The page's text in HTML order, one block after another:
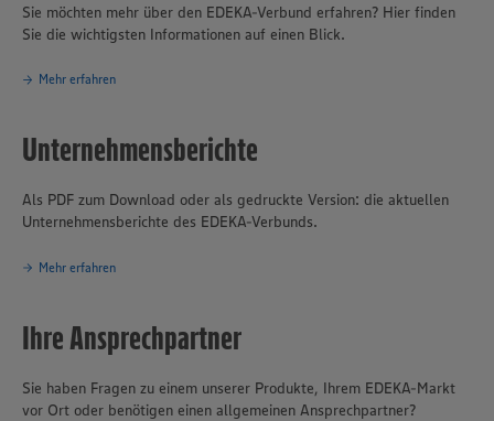
Sie möchten mehr über den EDEKA-Verbund erfahren? Hier finden
Sie die wichtigsten Informationen auf einen Blick.
Mehr erfahren
Unternehmensberichte
Als PDF zum Download oder als gedruckte Version: die aktuellen
Unternehmensberichte des EDEKA-Verbunds.
Mehr erfahren
Ihre Ansprechpartner
Sie haben Fragen zu einem unserer Produkte, Ihrem EDEKA-Markt
vor Ort oder benötigen einen allgemeinen Ansprechpartner?